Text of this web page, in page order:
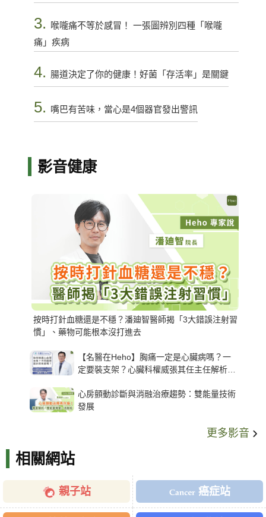
3.
喉嚨痛不等於感冒！ 一張圖辨別四種「喉嚨
痛」疾病
4. 腸道決定了你的健康！好菌「存活率」是關鍵
5. 嘴巴有苦味，當心是4個器官發出警訊
影音健康
按時打針血糖還是不穩？潘廸智醫師揭「3大錯誤注射習
慣」、藥物可能根本沒打進去
【名醫在Heho】胸痛一定是心臟病嗎？一
定要裝支架？心臟科權威張其任主任解析支
心房顫動診斷與消融治療趨勢：雙能量技術
發展
更多影音
相關網站
親子站 癌症站